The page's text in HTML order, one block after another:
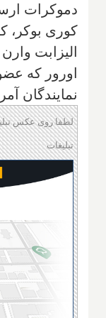
دموکرات
کوری بوکر،
الیزابت
اورور که
نمایندگان
لطفا روی عکس
تبلیغات